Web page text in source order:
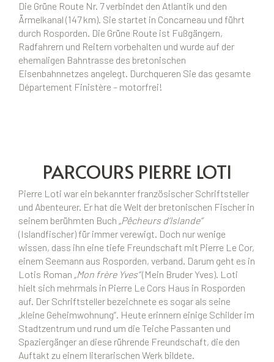
Die Grüne Route Nr. 7 verbindet den Atlantik und den
Ärmelkanal (147 km). Sie startet in Concarneau und führt
durch Rosporden. Die Grüne Route ist Fußgängern,
Radfahrern und Reitern vorbehalten und wurde auf der
ehemaligen Bahntrasse des bretonischen
Eisenbahnnetzes angelegt. Durchqueren Sie das gesamte
Département Finistère – motorfrei!
PARCOURS PIERRE LOTI
Pierre Loti war ein bekannter französischer Schriftsteller
und Abenteurer. Er hat die Welt der bretonischen Fischer in
seinem berühmten Buch „Pêcheurs d‘Islande“
(Islandfischer) für immer verewigt. Doch nur wenige
wissen, dass ihn eine tiefe Freundschaft mit Pierre Le Cor,
einem Seemann aus Rosporden, verband. Darum geht es in
Lotis Roman „Mon frère Yves“(Mein Bruder Yves). Loti
hielt sich mehrmals in Pierre Le Cors Haus in Rosporden
auf. Der Schriftsteller bezeichnete es sogar als seine
„kleine Geheimwohnung“. Heute erinnern einige Schilder im
Stadtzentrum und rund um die Teiche Passanten und
Spaziergänger an diese rührende Freundschaft, die den
Auftakt zu einem literarischen Werk bildete.